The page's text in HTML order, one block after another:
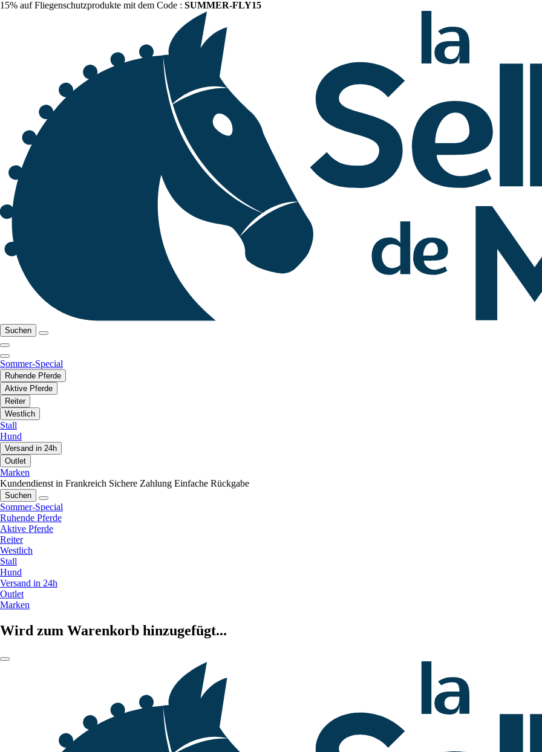
15% auf Fliegenschutzprodukte mit dem Code : SUMMER-FLY15
Suchen
Sommer-Special
Ruhende Pferde
Aktive Pferde
Reiter
Westlich
Stall
Hund
Versand in 24h
Outlet
Marken
Kundendienst in Frankreich Sichere Zahlung Einfache Rückgabe
Suchen
Sommer-Special
Ruhende Pferde
Aktive Pferde
Reiter
Westlich
Stall
Hund
Versand in 24h
Outlet
Marken
Wird zum Warenkorb hinzugefügt...